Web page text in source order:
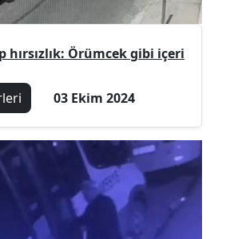
hırsızlık: Örümcek gibi içeri
03 Ekim 2024